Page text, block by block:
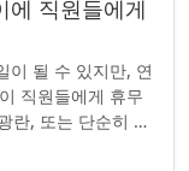
에 직원들에게
이 될 수 있지만, 연
직원들에게 휴무
란, 또는 단순히 추